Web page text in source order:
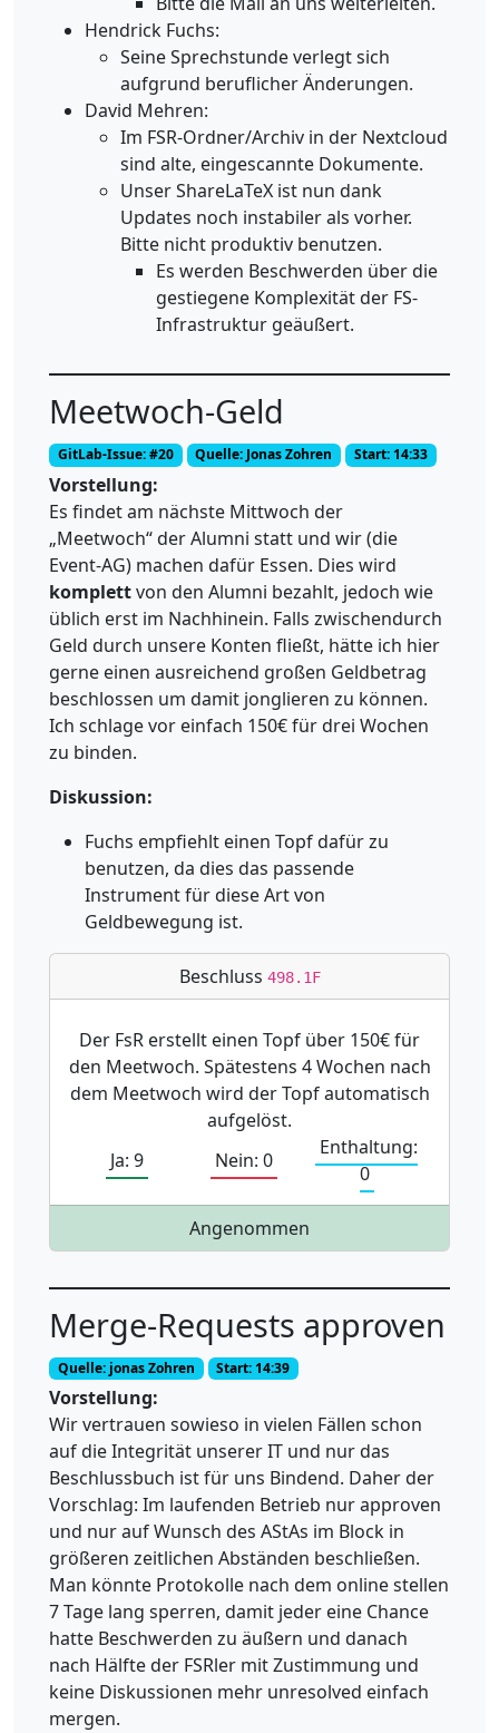
Hendrick Fuchs:
Seine Sprechstunde verlegt sich
aufgrund beruflicher Änderungen.
David Mehren:
Im FSR-Ordner/Archiv in der Nextcloud
sind alte, eingescannte Dokumente.
Unser ShareLaTeX ist nun dank
Updates noch instabiler als vorher.
Bitte nicht produktiv benutzen.
Es werden Beschwerden über die
gestiegene Komplexität der FS-
Infrastruktur geäußert.
Meetwoch-Geld
GitLab-Issue: #20 Quelle: Jonas Zohren Start: 14:33
Vorstellung:
Es findet am nächste Mittwoch der
„Meetwoch“ der Alumni statt und wir (die
Event-AG) machen dafür Essen. Dies wird
komplettvon den Alumni bezahlt, jedoch wie
üblich erst im Nachhinein. Falls zwischendurch
Geld durch unsere Konten fließt, hätte ich hier
gerne einen ausreichend großen Geldbetrag
beschlossen um damit jonglieren zu können.
Ich schlage vor einfach 150€ für drei Wochen
zu binden.
Diskussion:
Fuchs empfiehlt einen Topf dafür zu
benutzen, da dies das passende
Instrument für diese Art von
Geldbewegung ist.
Beschluss 498.1F
Der FsR erstellt einen Topf über 150€ für
den Meetwoch. Spätestens 4 Wochen nach
dem Meetwoch wird der Topf automatisch
aufgelöst.
Ja: 9
Nein: 0
Enthaltung:
0
Angenommen
Merge-Requests approven
Quelle: jonas Zohren Start: 14:39
Vorstellung:
Wir vertrauen sowieso in vielen Fällen schon
auf die Integrität unserer IT und nur das
Beschlussbuch ist für uns Bindend. Daher der
Vorschlag: Im laufenden Betrieb nur approven
und nur auf Wunsch des AStAs im Block in
größeren zeitlichen Abständen beschließen.
Man könnte Protokolle nach dem online stellen
7 Tage lang sperren, damit jeder eine Chance
hatte Beschwerden zu äußern und danach
nach Hälfte der FSRler mit Zustimmung und
keine Diskussionen mehr unresolved einfach
mergen.